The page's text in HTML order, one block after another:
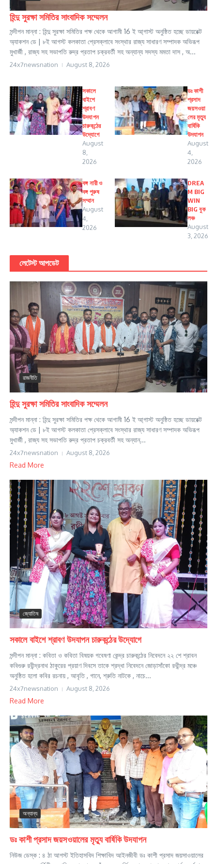
হিন্দু সুরক্ষা সমিতির সাংবাদিক সম্মেলন
সন্দীপন মান্না : হিন্দু সুরক্ষা সমিতির পক্ষ থেকে আগামী 16 ই আ্গাস্ট অনুষ্ঠিত হচ্ছে ডায়রেক্ট
অ্যাকশন ডে | ৮ই আগস্ট কলকাতা প্রেসক্লাবে সংস্থার রাজ্য সাধারণ সম্পাদক অভিরূপ
মুখার্জী , রাজ্য সহ সভাপতি রুদ্র প্রতাপ চক্রবর্তী সহ অন্যান্য সদস্য মমতা দাস , অ...
24x7newsnation August 8, 2026
সকালে
বাইশে
শ্রাবণ
উদযাপন
চারুকন্ঠের
উদ্যোগে
August
8,
2026
ডঃ কাশী
প্রসাদ
জয়সওয়া
লের মৃত্যু
বার্ষিকি
উদযাপন
August
4,
2026
বঙ্গ নারী ও
বঙ্গ পুরুষ
সম্মান
August
4,
2026
DREA
M BIG
WIN
BIG বুক
লঞ্চ
August
3, 2026
লেটেস্ট আপডেট
রাজনীতি
হিন্দু সুরক্ষা সমিতির সাংবাদিক সম্মেলন
সন্দীপন মান্না : হিন্দু সুরক্ষা সমিতির পক্ষ থেকে আগামী 16 ই আ্গাস্ট অনুষ্ঠিত হচ্ছে ডায়রেক্ট
অ্যাকশন ডে | ৮ই আগস্ট কলকাতা প্রেসক্লাবে সংস্থার রাজ্য সাধারণ সম্পাদক অভিরূপ
মুখার্জী , রাজ্য সহ সভাপতি রুদ্র প্রতাপ চক্রবর্তী সহ অন্যান্...
24x7newsnation August 8, 2026
Read More
জ্যোতিষ
সকালে বাইশে শ্রাবণ উদযাপন চারুকন্ঠের উদ্যোগে
সন্দীপন মান্না : কবিতা ও কবিতা বিষয়ক গবেষণা কেন্দ্র চারুকন্ঠের নিবেদনে ২২ শে শ্রাবন
কবিগুরু রবীন্দ্রনাথ ঠাকুরের প্রয়াণ দিবসে তাকে শ্রদ্ধা নিবেদনে জোড়াসাঁকো রথীন্দ্র মঞ্চে
অনুষ্ঠিত হলো কবির রচনায় , আবৃতি , গানে, শ্রুতি নাটকে , নাচে...
24x7newsnation August 8, 2026
Read More
অন্যান্য
ডঃ কাশী প্রসাদ জয়সওয়ালের মৃত্যু বার্ষিকি উদযাপন
নিউজ ডেস্ক : ৪ ঠা আগস্ট ইতিহাসবিদ শিক্ষাবিদ আইনজীবী ডঃ কাশী প্রসাদ জয়সাওয়ালের